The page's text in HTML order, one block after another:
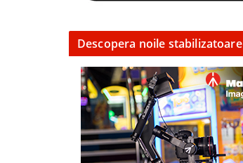
Descopera noile stabilizatoare